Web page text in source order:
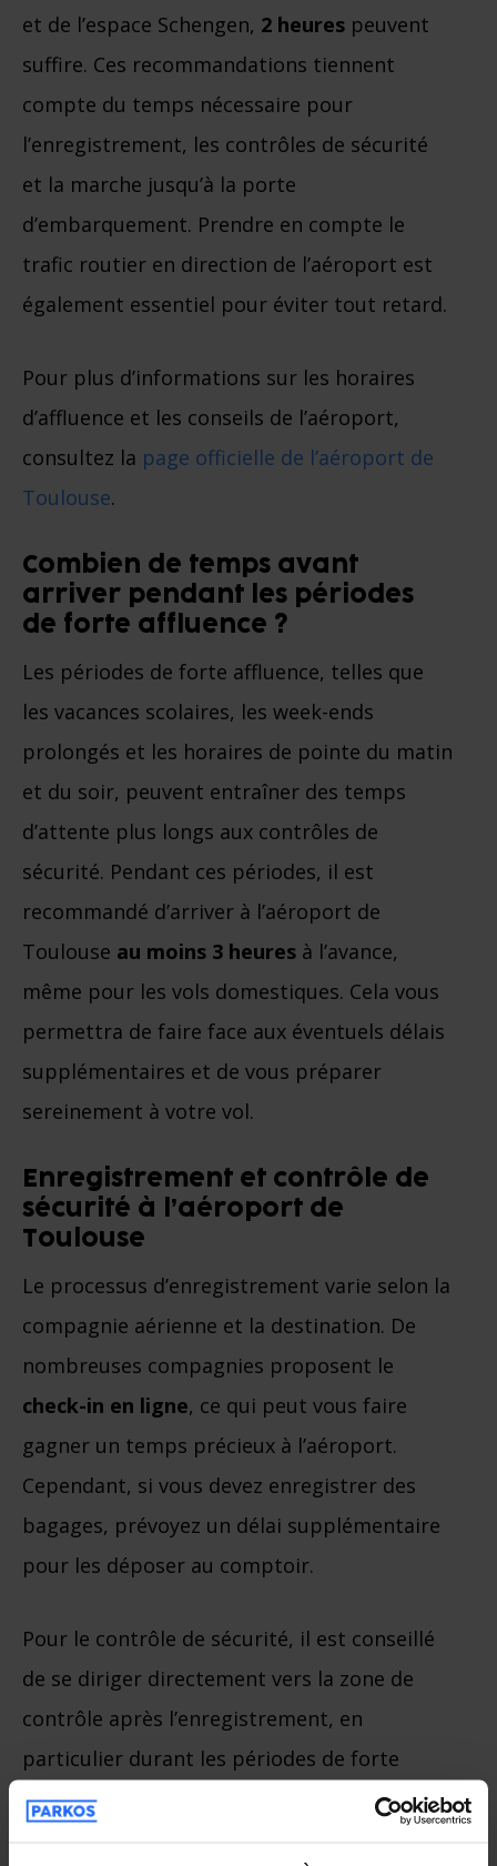
et de l’espace Schengen, 2 heures peuvent
suffire. Ces recommandations tiennent
compte du temps nécessaire pour
l’enregistrement, les contrôles de sécurité
et la marche jusqu’à la porte
d’embarquement. Prendre en compte le
trafic routier en direction de l’aéroport est
également essentiel pour éviter tout retard.
Pour plus d’informations sur les horaires
d’affluence et les conseils de l’aéroport,
consultez la page officielle de l’aéroport de
Toulouse.
Combien de temps avant
arriver pendant les périodes
de forte affluence ?
Les périodes de forte affluence, telles que
les vacances scolaires, les week-ends
prolongés et les horaires de pointe du matin
et du soir, peuvent entraîner des temps
d’attente plus longs aux contrôles de
sécurité. Pendant ces périodes, il est
recommandé d’arriver à l’aéroport de
Toulouse au moins 3 heures à l’avance,
même pour les vols domestiques. Cela vous
permettra de faire face aux éventuels délais
supplémentaires et de vous préparer
sereinement à votre vol.
Enregistrement et contrôle de
sécurité à l’aéroport de
Toulouse
Le processus d’enregistrement varie selon la
compagnie aérienne et la destination. De
nombreuses compagnies proposent le
check-in en ligne, ce qui peut vous faire
gagner un temps précieux à l’aéroport.
Cependant, si vous devez enregistrer des
bagages, prévoyez un délai supplémentaire
pour les déposer au comptoir.
Pour le contrôle de sécurité, il est conseillé
de se diriger directement vers la zone de
contrôle après l’enregistrement, en
particulier durant les périodes de forte
affluence. Cela évite les situations